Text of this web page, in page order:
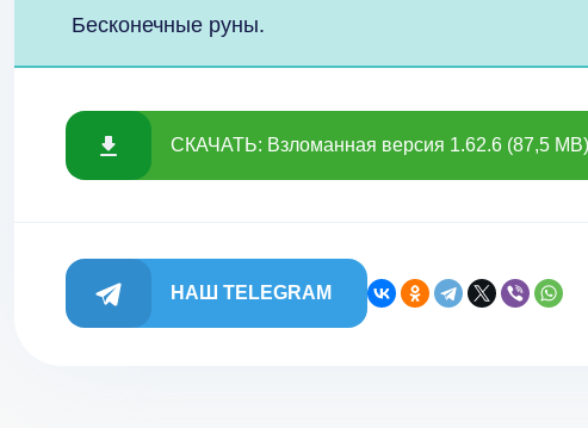
Бесконечные руны.
СКАЧАТЬ: Взломанная версия 1.62.6 (87,5 MB)
НАШ TELEGRAM